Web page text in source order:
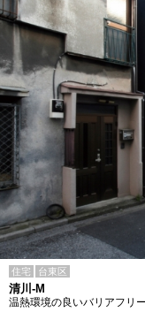
住宅 台東区
清川-M
温熱環境の良いバリアフリ